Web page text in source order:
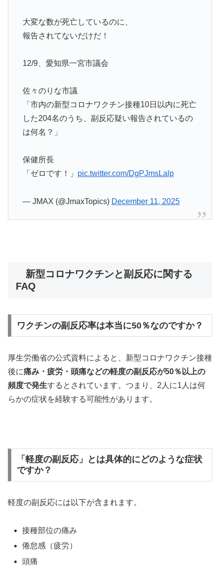
大変な数が死亡しているのに、
報告されてないだけだ！
12/9、愛知県一宮市議会
佐々のりな市議
「市内の新型コロナワクチン接種10日以内に死亡
した204名のうち、副反応疑い報告されているの
は何名？」
保健所長
「ゼロです！」 pic.twitter.com/DgPJmsLalp
— JMAX (@JmaxTopics) December 11, 2025
新型コロナワクチンと副反応に関する
FAQ
ワクチンの副反応率は本当に50％なのですか？
厚生労働省の公式資料によると、新型コロナワクチン接種
後に痛み・疲労・頭痛などの軽度の副反応が50％以上の
頻度で発生するとされています。つまり、2人に1人は何
らかの症状を経験する可能性があります。
「軽度の副反応」とは具体的にどのような症状
ですか？
軽度の副反応には以下が含まれます。
接種部位の痛み
倦怠感（疲労）
頭痛